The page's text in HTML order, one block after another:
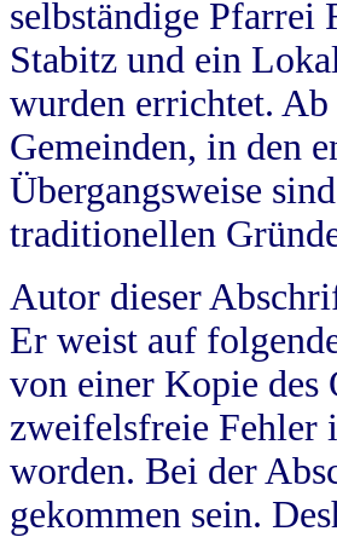
selbständige
Stabitz und ein
wurden errichtet.
Gemeinden, in den
Übergangsweise
traditionellen
Autor dieser
Er weist auf
von einer Kopie
zweifelsfreie Fehler
worden. Bei der
gekommen sein.